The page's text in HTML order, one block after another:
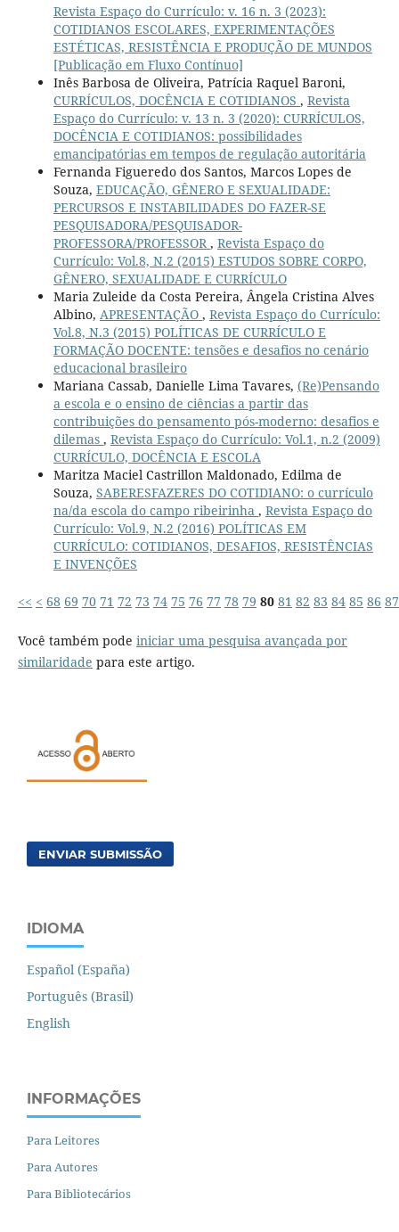
Revista Espaço do Currículo: v. 16 n. 3 (2023):
COTIDIANOS ESCOLARES, EXPERIMENTAÇÕES
ESTÉTICAS, RESISTÊNCIA E PRODUÇÃO DE MUNDOS
[Publicação em Fluxo Contínuo]
Inês Barbosa de Oliveira, Patrícia Raquel Baroni,
CURRÍCULOS, DOCÊNCIA E COTIDIANOS , Revista
Espaço do Currículo: v. 13 n. 3 (2020): CURRÍCULOS,
DOCÊNCIA E COTIDIANOS: possibilidades
emancipatórias em tempos de regulação autoritária
Fernanda Figueredo dos Santos, Marcos Lopes de
Souza, EDUCAÇÃO, GÊNERO E SEXUALIDADE:
PERCURSOS E INSTABILIDADES DO FAZER-SE
PESQUISADORA/PESQUISADOR-
PROFESSORA/PROFESSOR , Revista Espaço do
Currículo: Vol.8, N.2 (2015) ESTUDOS SOBRE CORPO,
GÊNERO, SEXUALIDADE E CURRÍCULO
Maria Zuleide da Costa Pereira, Ângela Cristina Alves
Albino, APRESENTAÇÃO , Revista Espaço do Currículo:
Vol.8, N.3 (2015) POLÍTICAS DE CURRÍCULO E
FORMAÇÃO DOCENTE: tensões e desafios no cenário
educacional brasileiro
Mariana Cassab, Danielle Lima Tavares, (Re)Pensando
a escola e o ensino de ciências a partir das
contribuições do pensamento pós-moderno: desafios e
dilemas , Revista Espaço do Currículo: Vol.1, n.2 (2009)
CURRÍCULO, DOCÊNCIA E ESCOLA
Maritza Maciel Castrillon Maldonado, Edilma de
Souza, SABERESFAZERES DO COTIDIANO: o currículo
na/da escola do campo ribeirinha , Revista Espaço do
Currículo: Vol.9, N.2 (2016) POLÍTICAS EM
CURRÍCULO: COTIDIANOS, DESAFIOS, RESISTÊNCIAS
E INVENÇÕES
<< < 68 69 70 71 72 73 74 75 76 77 78 79 80 81 82 83 84 85 86 87
Você também pode iniciar uma pesquisa avançada por
similaridade para este artigo.
ENVIAR SUBMISSÃO
IDIOMA
Español (España)
Português (Brasil)
English
INFORMAÇÕES
Para Leitores
Para Autores
Para Bibliotecários